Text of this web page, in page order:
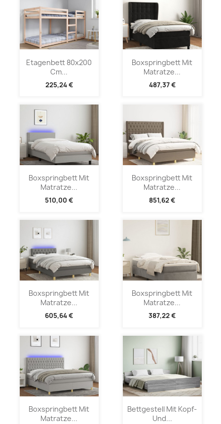
Etagenbett 80x200
Cm...
225,24 €
Boxspringbett Mit
Matratze...
487,37 €
Boxspringbett Mit
Matratze...
510,00 €
Boxspringbett Mit
Matratze...
851,62 €
Boxspringbett Mit
Matratze...
605,64 €
Boxspringbett Mit
Matratze...
387,22 €
Boxspringbett Mit
Matratze...
Bettgestell Mit Kopf-
Und...